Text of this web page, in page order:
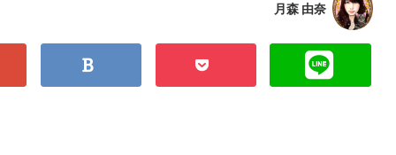
月森 由奈